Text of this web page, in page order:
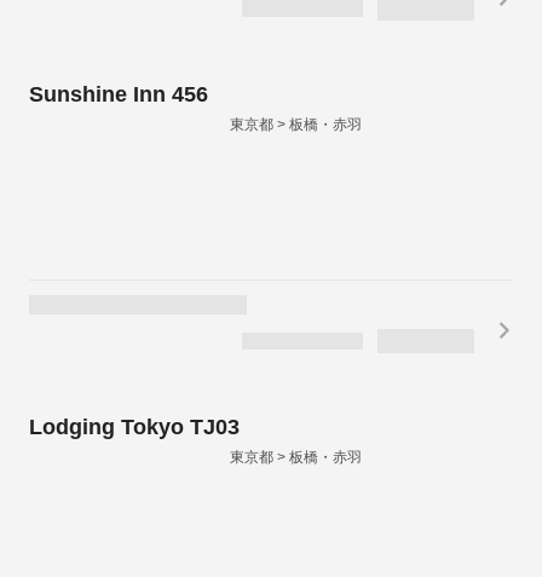
Sunshine Inn 456
東京都 > 板橋・赤羽
Lodging Tokyo TJ03
東京都 > 板橋・赤羽